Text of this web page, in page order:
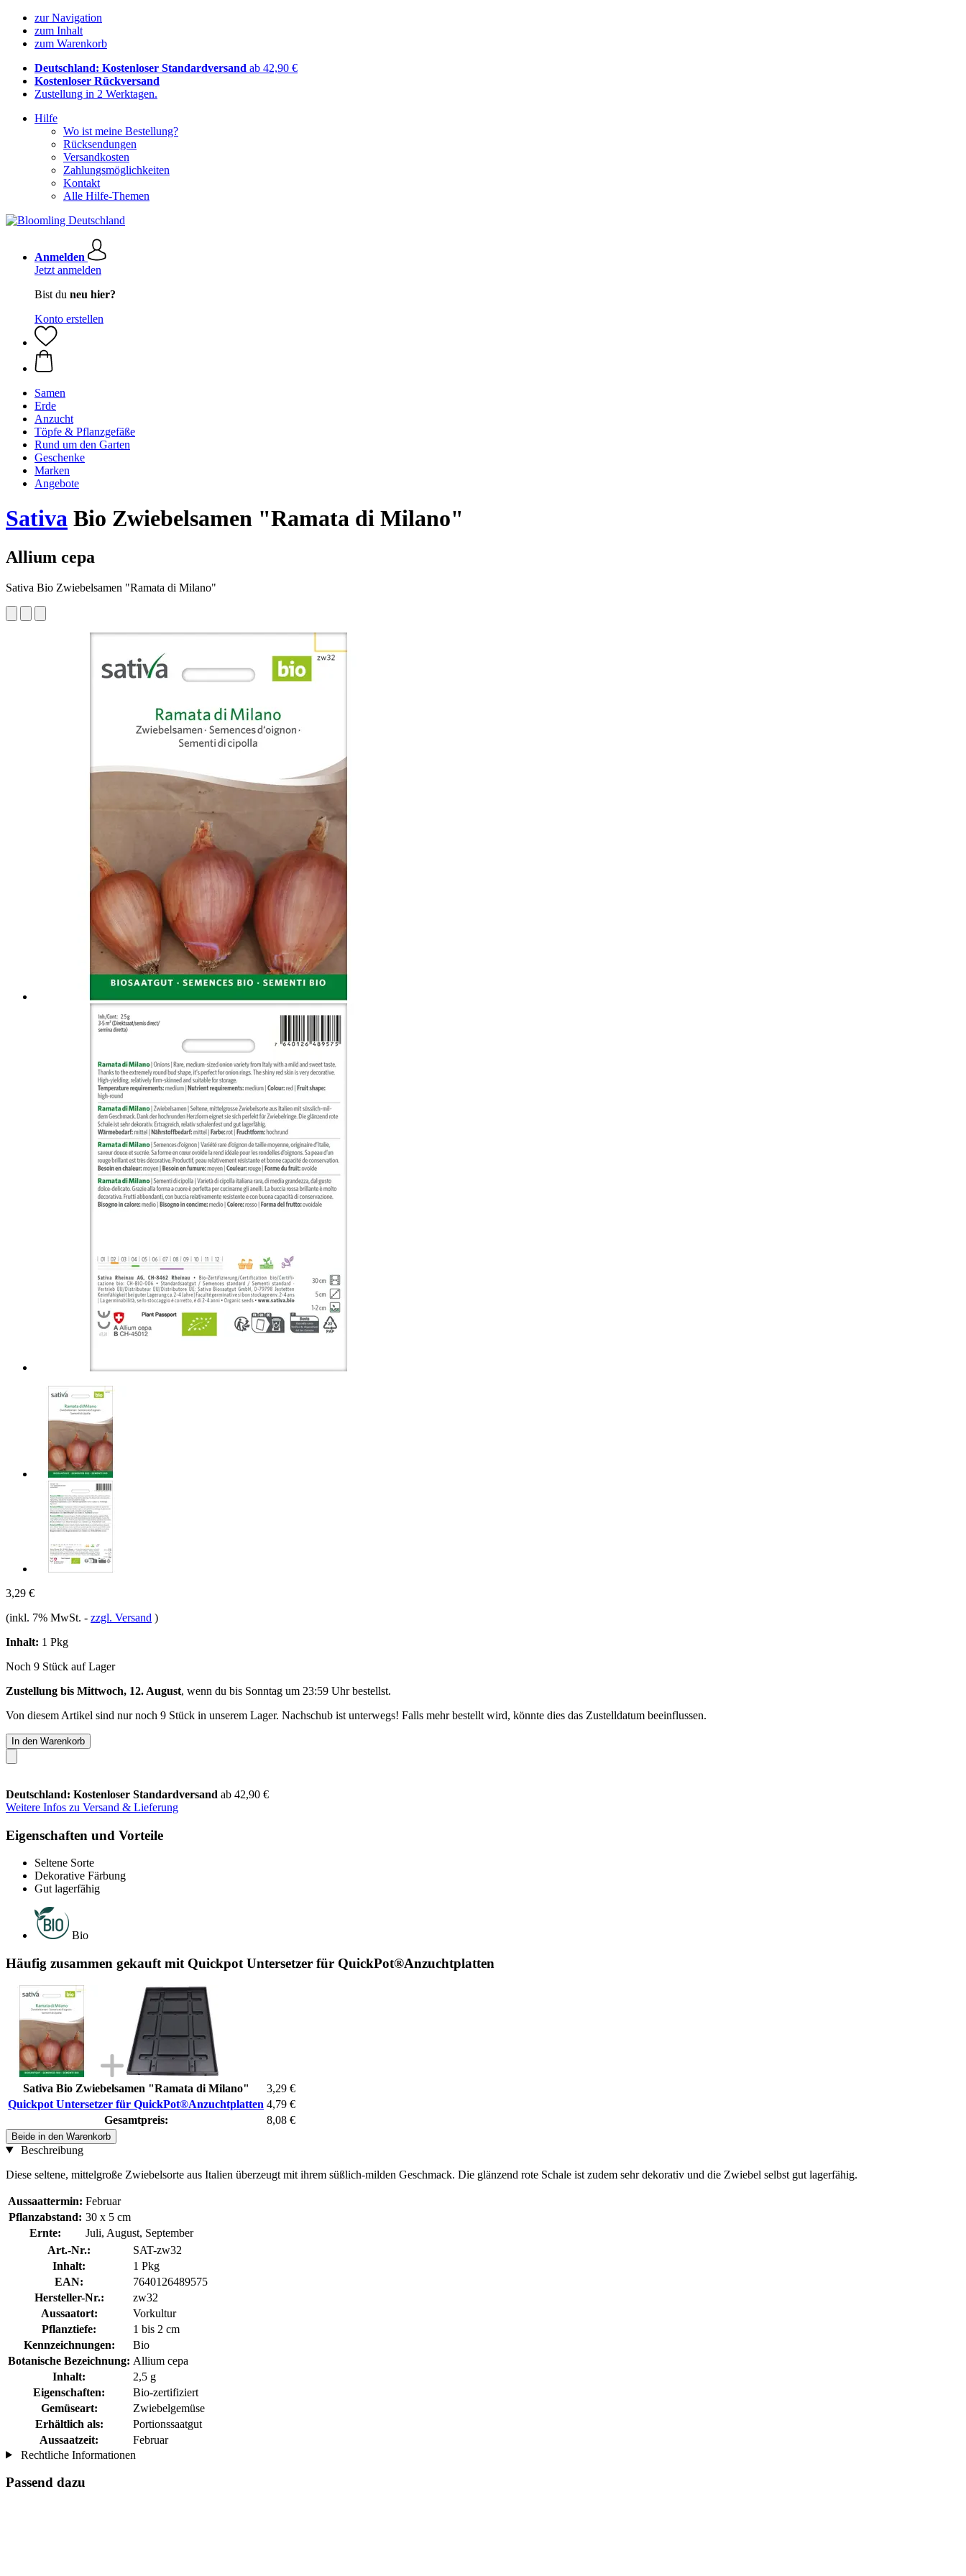
zur Navigation
zum Inhalt
zum Warenkorb
Deutschland: Kostenloser Standardversand ab 42,90 €
Kostenloser Rückversand
Zustellung in 2 Werktagen.
Hilfe
Wo ist meine Bestellung?
Rücksendungen
Versandkosten
Zahlungsmöglichkeiten
Kontakt
Alle Hilfe-Themen
Anmelden
Jetzt anmelden
Bist du neu hier?
Konto erstellen
Samen
Erde
Anzucht
Töpfe & Pflanzgefäße
Rund um den Garten
Geschenke
Marken
Angebote
Sativa Bio Zwiebelsamen "Ramata di Milano"
Allium cepa
Sativa Bio Zwiebelsamen "Ramata di Milano"
3,29 €
(inkl. 7% MwSt. - zzgl. Versand )
Inhalt: 1 Pkg
Noch 9 Stück auf Lager
Zustellung bis Mittwoch, 12. August, wenn du bis Sonntag um 23:59 Uhrbestellst.
Von diesem Artikel sind nur noch 9 Stück in unserem Lager. Nachschub ist unterwegs! Falls mehr bestellt wird, könnte dies das Zustelldatum beeinflussen.
In den Warenkorb
Deutschland: Kostenloser Standardversand ab 42,90 €
Weitere Infos zu Versand & Lieferung
Eigenschaften und Vorteile
Seltene Sorte
Dekorative Färbung
Gut lagerfähig
Bio
Häufig zusammen gekauft mit Quickpot Untersetzer für QuickPot®Anzuchtplatten
Sativa Bio Zwiebelsamen "Ramata di Milano"
3,29 €
Quickpot Untersetzer für QuickPot®Anzuchtplatten 4,79 €
Gesamtpreis:
8,08 €
Beide in den Warenkorb
Beschreibung
Diese seltene, mittelgroße Zwiebelsorte aus Italien überzeugt mit ihrem süßlich-milden Geschmack. Die glänzend rote Schale ist zudem sehr dekorativ und die Zwiebel selbst gut lagerfähig.
Aussaattermin: Februar
Pflanzabstand: 30 x 5 cm
Ernte:
Juli, August, September
Art.-Nr.:
SAT-zw32
Inhalt:
1 Pkg
EAN:
7640126489575
Hersteller-Nr.:
zw32
Aussaatort:
Vorkultur
Pflanztiefe:
1 bis 2 cm
Kennzeichnungen:
Bio
Botanische Bezeichnung: Allium cepa
Inhalt:
2,5 g
Eigenschaften:
Bio-zertifiziert
Gemüseart:
Zwiebelgemüse
Erhältlich als:
Portionssaatgut
Aussaatzeit:
Februar
Rechtliche Informationen
Passend dazu